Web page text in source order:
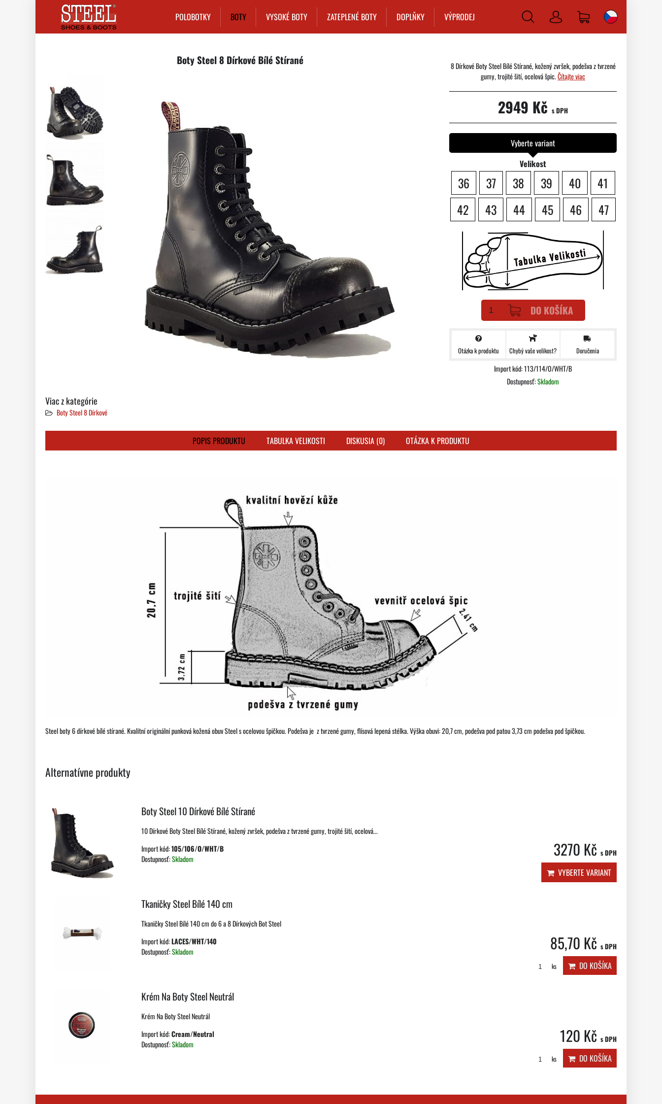
POLOBOTKY BOTY VYSOKÉ BOTY ZATEPLENÉ BOTY DOPLŇKY VÝPRODEJ
Prihlásiť
Boty Steel 8 Dírkové Bílé Stírané
8 Dírkové Boty Steel Bílé Stírané, kožený zvršek, podešva z tvrzené
gumy, trojité šití, ocelová špic.Čítajte viac
2949 Kč s DPH
Vyberte variant
Velikost
36 37 38 39 40
41
42
43 44 45 46 47
DO KOŠÍKA
Otázka k produktu Chybý vaše velikost? Doručenia
Import kód: 113/114/O/WHT/B
Dostupnosť:Skladom
Viac z kategórie
Boty Steel 8 Dírkové
POPIS PRODUKTU TABULKA VELIKOSTI DISKUSIA (0) OTÁZKA K PRODUKTU
Steel boty 6 dírkové bílé stírané. Kvalitní originální punková kožená obuv Steel s ocelovou špičkou. Podešva je z tvrzené gumy, flísová lepená stélka. Výška obuvi: 20,7 cm, podešva pod patou 3,73 cm podešva pod špičkou.
Alternatívne produkty
Boty Steel 10 Dírkové Bílé Stírané
10 Dírkové Boty Steel Bílé Stírané, kožený zvršek, podešva z tvrzené gumy, trojité šití, ocelová...
Import kód:105/106/O/WHT/B
Dostupnosť:Skladom 3270 Kč s DPH
VYBERTE VARIANT
Tkaničky Steel Bílé 140 cm
Tkaničky Steel Bílé 140 cm do 6 a 8 Dírkových Bot Steel
Import kód:LACES/WHT/140
Dostupnosť:Skladom 85,70 Kč s DPH
ks DO KOŠÍKA
Krém Na Boty Steel Neutrál
Krém Na Boty Steel Neutrál
Import kód:Cream/Neutral
Dostupnosť:Skladom 120 Kč s DPH
ks DO KOŠÍKA